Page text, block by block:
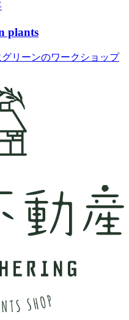
plants
リーンのワークショップ